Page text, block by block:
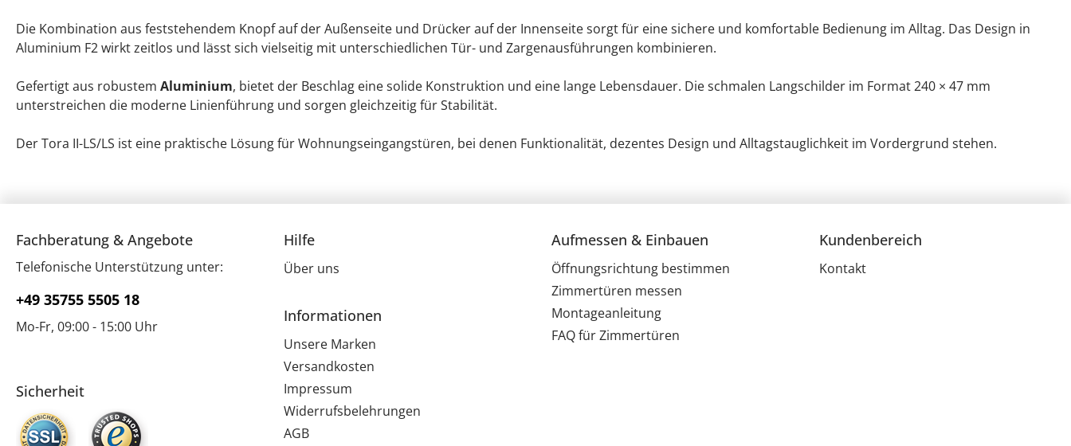
Die Kombination aus feststehendem Knopf auf der Außenseite und Drücker auf der Innenseite sorgt für eine sichere und komfortable Bedienung im Alltag. Das Design in
Aluminium F2 wirkt zeitlos und lässt sich vielseitig mit unterschiedlichen Tür- und Zargenausführungen kombinieren.
Gefertigt aus robustem Aluminium, bietet der Beschlag eine solide Konstruktion und eine lange Lebensdauer. Die schmalen Langschilder im Format 240 × 47 mm
unterstreichen die moderne Linienführung und sorgen gleichzeitig für Stabilität.
Der Tora II-LS/LS ist eine praktische Lösung für Wohnungseingangstüren, bei denen Funktionalität, dezentes Design und Alltagstauglichkeit im Vordergrund stehen.
Fachberatung & Angebote
Telefonische Unterstützung unter:
+49 35755 5505 18
Mo-Fr, 09:00 - 15:00 Uhr
Sicherheit
Hilfe
Über uns
Informationen
Unsere Marken
Versandkosten
Impressum
Widerrufsbelehrungen
AGB
Aufmessen & Einbauen
Öffnungsrichtung bestimmen
Zimmertüren messen
Montageanleitung
FAQ für Zimmertüren
Kundenbereich
Kontakt